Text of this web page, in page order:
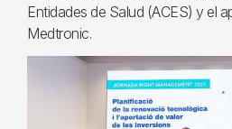
Entidades de Salud (ACES) y el
Medtronic.